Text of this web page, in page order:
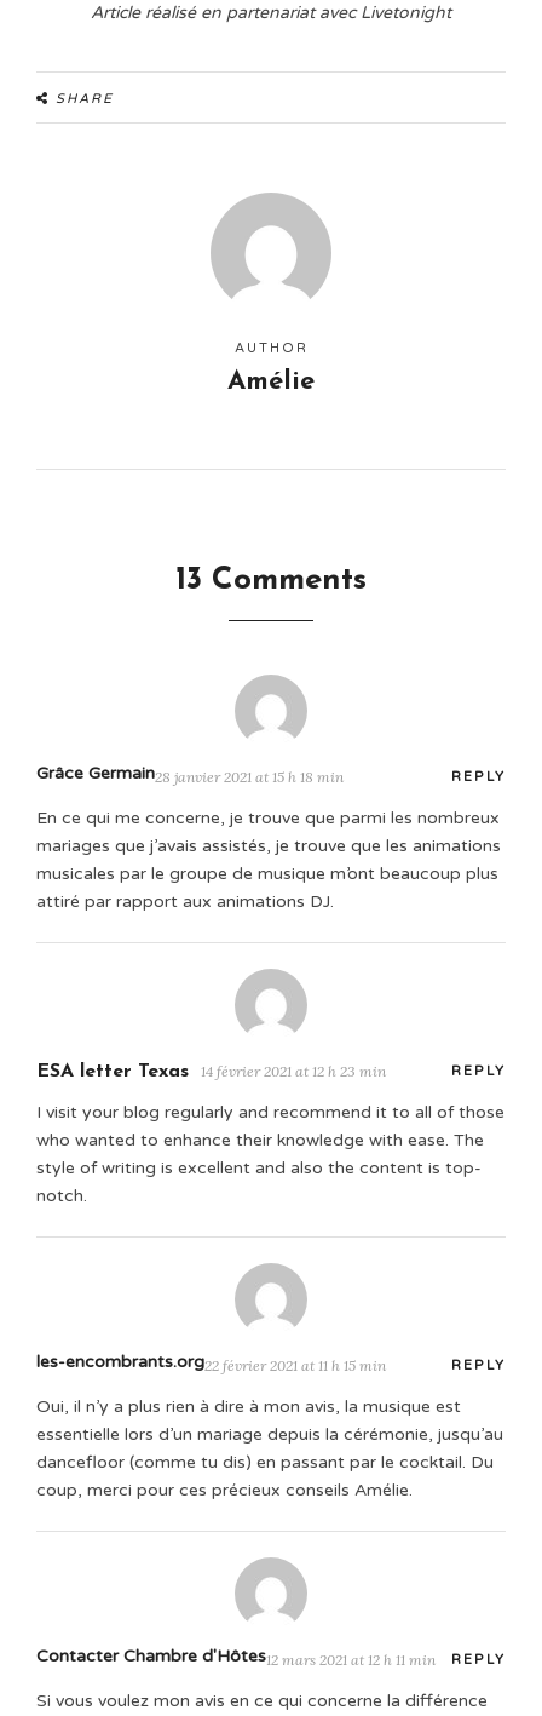
Article réalisé en partenariat avec Livetonight
SHARE
AUTHOR
Amélie
13 Comments
Grâce Germain28 janvier 2021 at 15 h 18 min REPLY
En ce qui me concerne, je trouve que parmi les nombreux
mariages que j’avais assistés, je trouve que les animations
musicales par le groupe de musique m’ont beaucoup plus
attiré par rapport aux animations DJ.
ESA letter Texas 14 février 2021 at 12 h 23 min REPLY
I visit your blog regularly and recommend it to all of those
who wanted to enhance their knowledge with ease. The
style of writing is excellent and also the content is top-
notch.
les-encombrants.org22 février 2021 at 11 h 15 min REPLY
Oui, il n’y a plus rien à dire à mon avis, la musique est
essentielle lors d’un mariage depuis la cérémonie, jusqu’au
dancefloor (comme tu dis) en passant par le cocktail. Du
coup, merci pour ces précieux conseils Amélie.
Contacter Chambre d'Hôtes12 mars 2021 at 12 h 11 min REPLY
Si vous voulez mon avis en ce qui concerne la différence